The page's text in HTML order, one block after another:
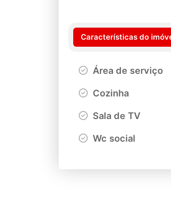
Características do
Área de serviço
Cozinha
Sala de TV
Wc social